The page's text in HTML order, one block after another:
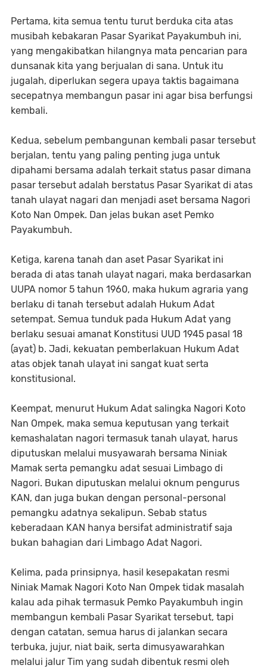
Pertama, kita semua tentu turut berduka cita atas
musibah kebakaran Pasar Syarikat Payakumbuh ini,
yang mengakibatkan hilangnya mata pencarian para
dunsanak kita yang berjualan di sana. Untuk itu
jugalah, diperlukan segera upaya taktis bagaimana
secepatnya membangun pasar ini agar bisa berfungsi
kembali.
Kedua, sebelum pembangunan kembali pasar tersebut
berjalan, tentu yang paling penting juga untuk
dipahami bersama adalah terkait status pasar dimana
pasar tersebut adalah berstatus Pasar Syarikat di atas
tanah ulayat nagari dan menjadi aset bersama Nagori
Koto Nan Ompek. Dan jelas bukan aset Pemko
Payakumbuh.
Ketiga, karena tanah dan aset Pasar Syarikat ini
berada di atas tanah ulayat nagari, maka berdasarkan
UUPA nomor 5 tahun 1960, maka hukum agraria yang
berlaku di tanah tersebut adalah Hukum Adat
setempat. Semua tunduk pada Hukum Adat yang
berlaku sesuai amanat Konstitusi UUD 1945 pasal 18
(ayat) b. Jadi, kekuatan pemberlakuan Hukum Adat
atas objek tanah ulayat ini sangat kuat serta
konstitusional.
Keempat, menurut Hukum Adat salingka Nagori Koto
Nan Ompek, maka semua keputusan yang terkait
kemashalatan nagori termasuk tanah ulayat, harus
diputuskan melalui musyawarah bersama Niniak
Mamak serta pemangku adat sesuai Limbago di
Nagori. Bukan diputuskan melalui oknum pengurus
KAN, dan juga bukan dengan personal-personal
pemangku adatnya sekalipun. Sebab status
keberadaan KAN hanya bersifat administratif saja
bukan bahagian dari Limbago Adat Nagori.
Kelima, pada prinsipnya, hasil kesepakatan resmi
Niniak Mamak Nagori Koto Nan Ompek tidak masalah
kalau ada pihak termasuk Pemko Payakumbuh ingin
membangun kembali Pasar Syarikat tersebut, tapi
dengan catatan, semua harus di jalankan secara
terbuka, jujur, niat baik, serta dimusyawarahkan
melalui jalur Tim yang sudah dibentuk resmi oleh